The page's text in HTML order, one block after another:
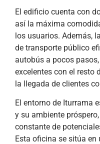
El edificio cuenta con
así la máxima
los usuarios. Además,
de transporte público
autobús a pocos
excelentes con el resto
la llegada de clientes
El entorno de Iturrama
y su ambiente
constante de
Esta oficina se sitúa